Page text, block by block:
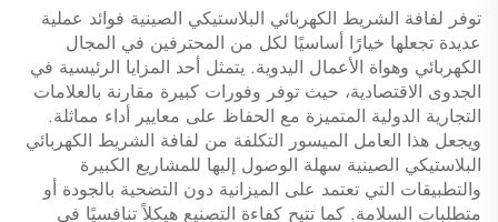
توفر لفافة الشريط الكهربائي البلاستيكي الصينية فوائد عملية
عديدة تجعلها خيارًا أساسيًا لكل من المحترفين في المجال
الكهربائي وهواة الأعمال اليدوية. يتمثل أحد المزايا الرئيسية في
الجدوى الاقتصادية، حيث توفر وفورات كبيرة مقارنة بالعلامات
التجارية الدولية المتميزة مع الحفاظ على معايير أداء مماثلة.
ويجعل هذا العامل الميسور التكلفة من لفافة الشريط الكهربائي
البلاستيكي الصينية سهلة الوصول إليها للمشاريع الكبيرة
والتطبيقات التي تعتمد على الميزانية دون التضحية بالجودة أو
متطلبات السلامة. كما تتيح كفاءة التصنيع هيكلاً تنافسيًا في